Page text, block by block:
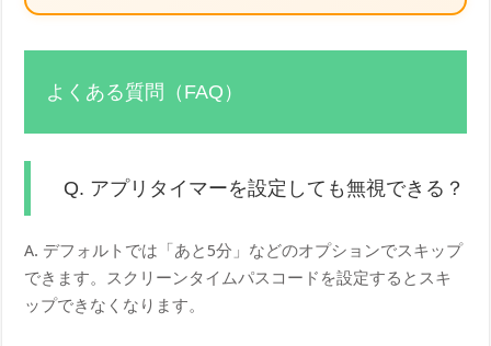
よくある質問（FAQ）
Q. アプリタイマーを設定しても無視できる？
A. デフォルトでは「あと5分」などのオプションでスキップ
できます。スクリーンタイムパスコードを設定するとスキ
ップできなくなります。